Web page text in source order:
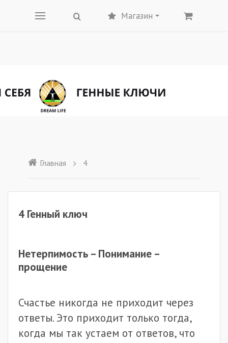
Магазин
Главная 4
4 Генный ключ
Нетерпимость – Понимание –
прощение
Счастье никогда не приходит через
ответы. Это приходит только тогда,
когда мы так устаем от ответов, что